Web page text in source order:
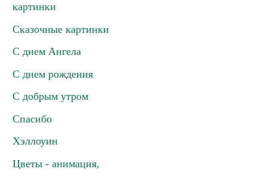
картинки
Сказочные картинки
С днем Ангела
С днем рождения
С добрым утром
Спасибо
Хэллоуин
Цветы - анимация,